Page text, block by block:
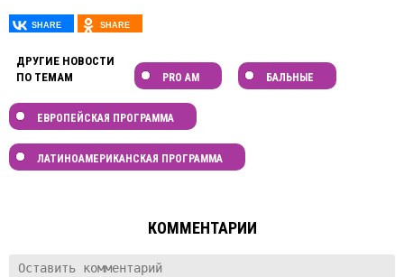
ДРУГИЕ НОВОСТИ
ПО ТЕМАМ
PRO AM БАЛЬНЫЕ
ЕВРОПЕЙСКАЯ ПРОГРАММА
ЛАТИНОАМЕРИКАНСКАЯ ПРОГРАММА
КОММЕНТАРИИ